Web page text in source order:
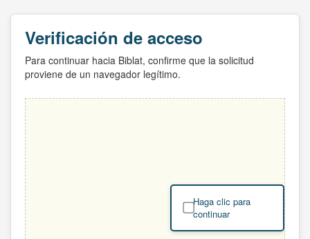
Verificación de acceso
Para continuar hacia Biblat, confirme que la solicitud
proviene de un navegador legítimo.
Haga clic para
continuar